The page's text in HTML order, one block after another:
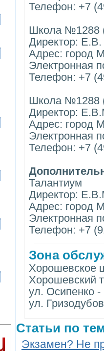
Телефон: +7
Школа №1288
Директор:
Адрес: город
Электронная
Телефон: +7
Школа №1288
Директор:
Адрес: город
Электронная
Телефон: +7
Талантиум
Директор:
Адрес: город
Электронная
Телефон: +7
Зона
Хорошевское
Хорошевский
ул. Осипенко
ул.
Статьи по
Экзамен? Не